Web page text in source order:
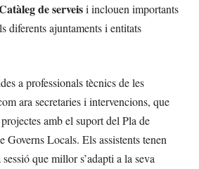
de serveisi inclouen importants
diferents ajuntaments i entitats
a professionals tècnics de les
ara secretaries i intervencions, que
amb el suport del Pla de
Governs Locals. Els assistents tenen
que millor s’adapti a la seva